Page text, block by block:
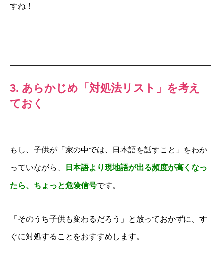
すね！
3. あらかじめ「対処法リスト」を考え
ておく
もし、子供が「家の中では、日本語を話すこと」をわか
っていながら、 日本語より現地語が出る頻度が高くなっ
たら、ちょっと危険信号です。
「そのうち子供も変わるだろう」と放っておかずに、す
ぐに対処することをおすすめします。